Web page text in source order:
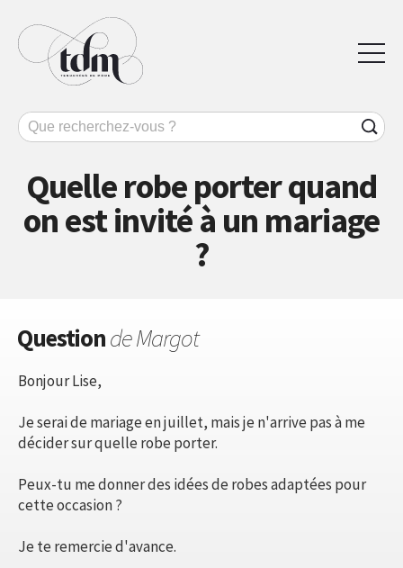
Quelle robe porter quand
on est invité à un mariage
?
Questionde Margot
Bonjour Lise,
Je serai de mariage en juillet, mais je n'arrive pas à me
décider sur quelle robe porter.
Peux-tu me donner des idées de robes adaptées pour
cette occasion ?
Je te remercie d'avance.